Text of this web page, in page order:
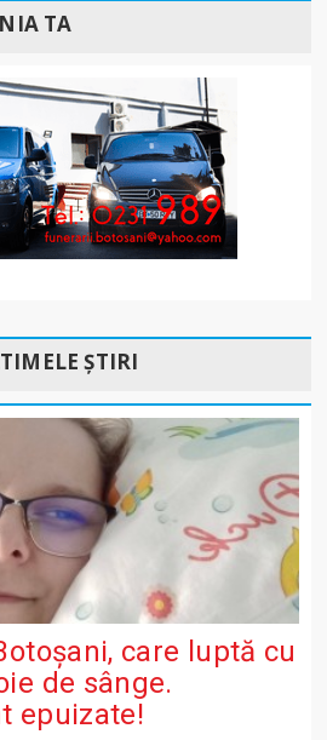
TA
ȘTIRI
care luptă cu
de sânge.
epuizate!